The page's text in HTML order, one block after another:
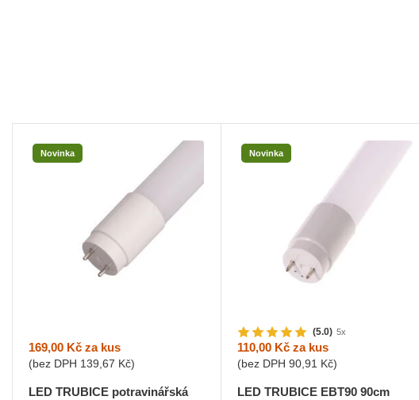
Novinka
169,00 Kč za kus
(bez DPH 139,67 Kč)
LED TRUBICE potravinářská
Novinka
(5.0) 5x
110,00 Kčza kus
(bez DPH 90,91 Kč)
LED TRUBICE EBT90 90cm